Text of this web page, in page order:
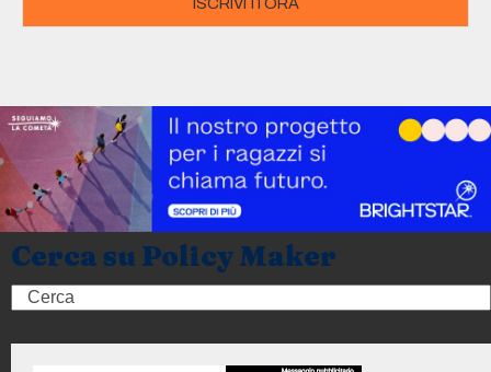
Cerca su Policy Maker
Search